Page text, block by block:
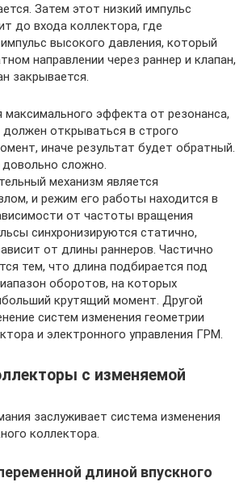
Затем этот низкий импульс
до входа коллектора, где
высокого давления, который
направлении через раннер и клапан,
закрывается.
эффекта от резонанса,
должен открываться в строго
иначе результат будет обратный.
сложно.
механизм является
и режим его работы находится в
от частоты вращения
синхронизируются статично,
от длины раннеров. Частично
тем, что длина подбирается под
оборотов, на которых
крутящий момент. Другой
систем изменения геометрии
и электронного управления ГРМ.
с изменяемой
заслуживает система изменения
коллектора.
длиной впускного